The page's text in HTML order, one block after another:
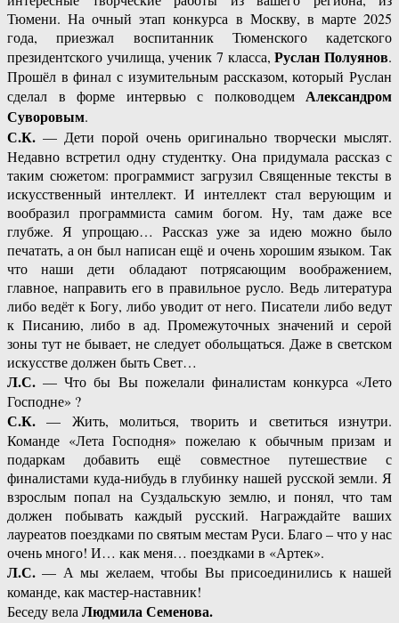
Тюмени. На очный этап конкурса в Москву, в марте 2025
года, приезжал воспитанник Тюменского кадетского
президентского училища, ученик 7 класса,Руслан Полуянов.
Прошёл в финал с изумительным рассказом, который Руслан
сделал в форме интервью с полководцем Александром
Суворовым.
С.К. — Дети порой очень оригинально творчески мыслят.
Недавно встретил одну студентку. Она придумала рассказ с
таким сюжетом: программист загрузил Священные тексты в
искусственный интеллект. И интеллект стал верующим и
вообразил программиста самим богом. Ну, там даже все
глубже. Я упрощаю… Рассказ уже за идею можно было
печатать, а он был написан ещё и очень хорошим языком. Так
что наши дети обладают потрясающим воображением,
главное, направить его в правильное русло. Ведь литература
либо ведёт к Богу, либо уводит от него. Писатели либо ведут
к Писанию, либо в ад. Промежуточных значений и серой
зоны тут не бывает, не следует обольщаться. Даже в светском
искусстве должен быть Свет…
Л.С. — Что бы Вы пожелали финалистам конкурса «Лето
Господне» ?
С.К. — Жить, молиться, творить и светиться изнутри.
Команде «Лета Господня» пожелаю к обычным призам и
подаркам добавить ещё совместное путешествие с
финалистами куда-нибудь в глубинку нашей русской земли. Я
взрослым попал на Суздальскую землю, и понял, что там
должен побывать каждый русский. Награждайте ваших
лауреатов поездками по святым местам Руси. Благо – что у нас
очень много! И… как меня… поездками в «Артек».
Л.С. — А мы желаем, чтобы Вы присоединились к нашей
команде, как мастер-наставник!
Беседу велаЛюдмила Семенова.